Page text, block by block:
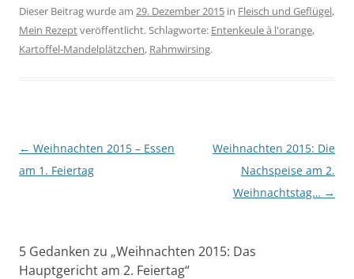
Dieser Beitrag wurde am 29. Dezember 2015 in Fleisch und Geflügel,
Mein Rezeptveröffentlicht. Schlagworte: Entenkeule à l'orange,
Kartoffel-Mandelplätzchen, Rahmwirsing.
Beitragsnavigation
← Weihnachten 2015 – Essen
am 1. Feiertag
Weihnachten 2015: Die
Nachspeise am 2.
Weihnachtstag… →
5 Gedanken zu „Weihnachten 2015: Das
Hauptgericht am 2. Feiertag“